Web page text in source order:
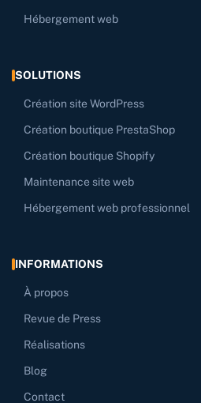
Hébergement web
SOLUTIONS
Création site WordPress
Création boutique PrestaShop
Création boutique Shopify
Maintenance site web
Hébergement web professionnel
INFORMATIONS
À propos
Revue de Press
Réalisations
Blog
Contact